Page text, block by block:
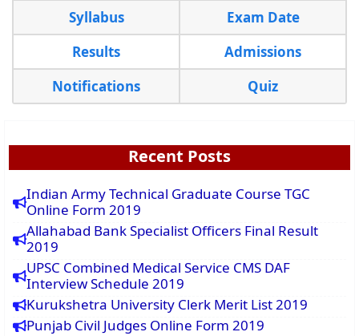
Syllabus
Exam Date
Results
Admissions
Notifications
Quiz
Recent Posts
Indian Army Technical Graduate Course TGC
Online Form 2019
Allahabad Bank Specialist Officers Final Result
2019
UPSC Combined Medical Service CMS DAF
Interview Schedule 2019
Kurukshetra University Clerk Merit List 2019
Punjab Civil Judges Online Form 2019